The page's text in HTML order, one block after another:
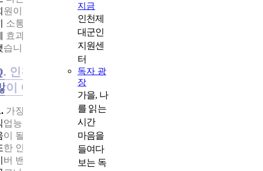
지금
인천제
대군인
지원센
터
독자 광
장
가을, 나
를 읽는
시간
마음을
들여다
보는 독
원이 있습니다. 준비 기간 내내 담당 상담사와 주기적으로 긴밀
소통하며 직업능력개발교육비와 전직지원금을 전직 목표에 맞
효과적으로 활용하여, 본인이 희망하던 공공기관 정규직에 합
습니다.
인천제대군인지원센터를 찾는 제대군인들이 가
이 이용하는 프로그램이나 서비스는?
가장 많이 이용하는 프로그램은 맞춤형 취업상담, 전직지원금
업능력개발교육비, 전문위탁교육과정 등 실질적으로 취업에 도
이 될 수 있는 서비스들입니다.
한 인천센터 회원을 대상으로 하는 ‘전직다방’이라는 폐쇄형 네
버 밴드를 운영하고 있습니다. 현재 회원이 900명 이상으로, 채